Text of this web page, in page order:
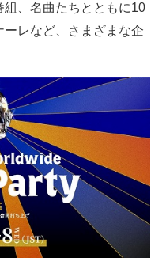
、名曲たちとともに10
レなど、さまざまな企